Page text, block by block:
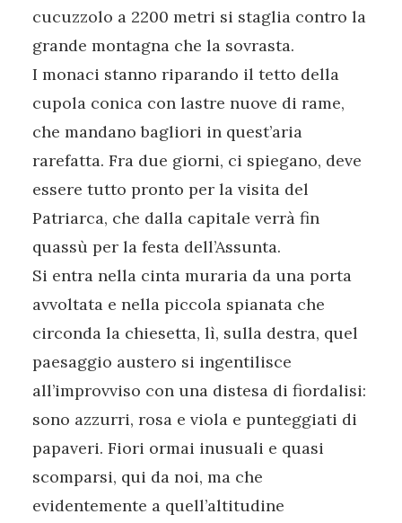
cucuzzolo a 2200 metri si staglia contro la
grande montagna che la sovrasta.
I monaci stanno riparando il tetto della
cupola conica con lastre nuove di rame,
che mandano bagliori in quest’aria
rarefatta. Fra due giorni, ci spiegano, deve
essere tutto pronto per la visita del
Patriarca, che dalla capitale verrà fin
quassù per la festa dell’Assunta.
Si entra nella cinta muraria da una porta
avvoltata e nella piccola spianata che
circonda la chiesetta, lì, sulla destra, quel
paesaggio austero si ingentilisce
all’improvviso con una distesa di fiordalisi:
sono azzurri, rosa e viola e punteggiati di
papaveri. Fiori ormai inusuali e quasi
scomparsi, qui da noi, ma che
evidentemente a quell’altitudine